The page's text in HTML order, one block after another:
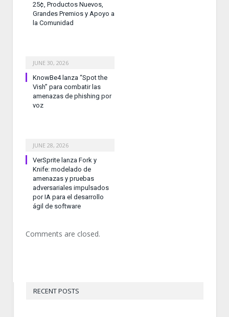
25¢, Productos Nuevos,
Grandes Premios y Apoyo a
la Comunidad
JUNE 30, 2026
KnowBe4 lanza “Spot the
Vish” para combatir las
amenazas de phishing por
voz
JUNE 28, 2026
VerSprite lanza Fork y
Knife: modelado de
amenazas y pruebas
adversariales impulsados
por IA para el desarrollo
ágil de software
Comments are closed.
RECENT POSTS